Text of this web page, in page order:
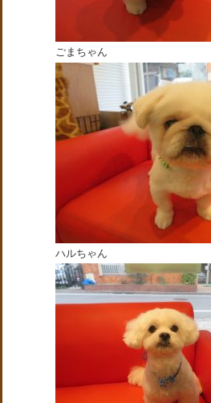
ごまちゃん
ハルちゃん